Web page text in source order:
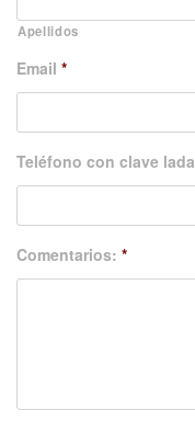
Apellidos
Email *
Teléfono con clave lada
Comentarios: *